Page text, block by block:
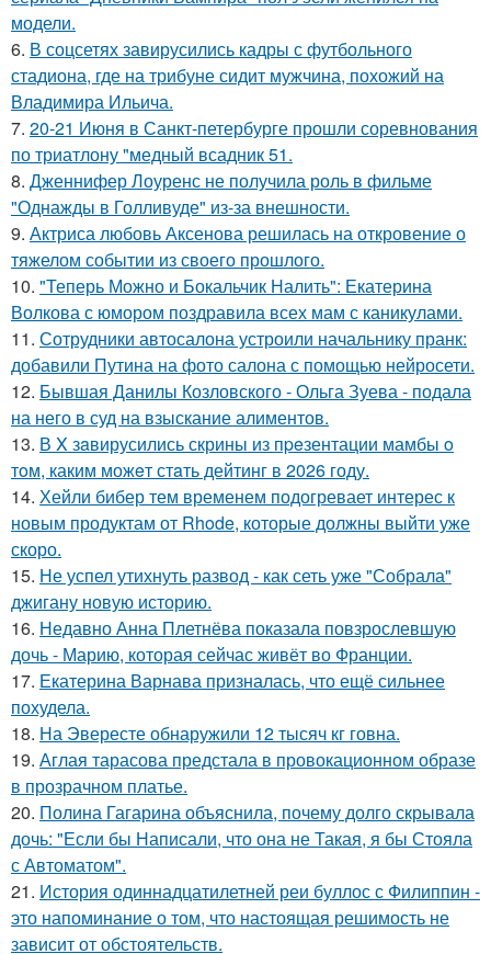
модели.
6. В соцсетях завирусились кадры с футбольного
стадиона, где на трибуне сидит мужчина, похожий на
Владимира Ильича.
7. 20-21 Июня в Санкт-петербурге прошли соревнования
по триатлону "медный всадник 51.
8. Дженнифер Лоуренс не получила роль в фильме
"Однажды в Голливуде" из-за внешности.
9. Актриса любовь Аксенова решилась на откровение о
тяжелом событии из своего прошлого.
10. "Теперь Можно и Бокальчик Налить": Екатерина
Волкова с юмором поздравила всех мам с каникулами.
11. Сотрудники автосалона устроили начальнику пранк:
добавили Путина на фото салона с помощью нейросети.
12. Бывшая Данилы Козловского - Ольга Зуева - подала
на него в суд на взыскание алиментов.
13. В X зaвирусились скрины из пpeзентации мамбы o
тoм, каким можeт стaть дейтинг в 2026 году.
14. Хейли бибер тем временем подогревает интерес к
новым продуктам от Rhode, которые должны выйти уже
скоро.
15. Не успел утихнуть развод - как сеть уже "Собрала"
джигану новую историю.
16. Недавно Анна Плетнёва показала повзрослевшую
дочь - Марию, которая сейчас живёт во Франции.
17. Екатерина Варнава призналась, что ещё сильнее
похудела.
18. На Эвересте обнаружили 12 тысяч кг говна.
19. Аглая тарасова предстала в провокационном образе
в прозрачном платье.
20. Полина Гагарина объяснила, почему долго скрывала
дочь: "Если бы Написали, что она не Такая, я бы Стояла
с Автоматом".
21. История одиннадцатилетней реи буллос с Филиппин -
это напоминание о том, что настоящая решимость не
зависит от обстоятельств.